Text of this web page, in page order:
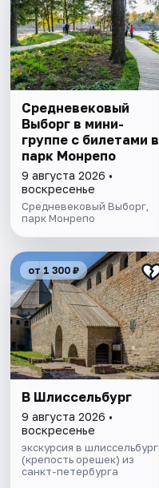
Cредневековый
Выборг в мини-
группе c билетами в
парк Монрепо
9 августа 2026 •
воскресенье
Средневековый Выборг,
парк Монрепо
от 1 300 ₽
В Шлиссельбург
9 августа 2026 •
воскресенье
экскурсия в шлиссельбург
(крепость орешек) из
санкт-петербурга